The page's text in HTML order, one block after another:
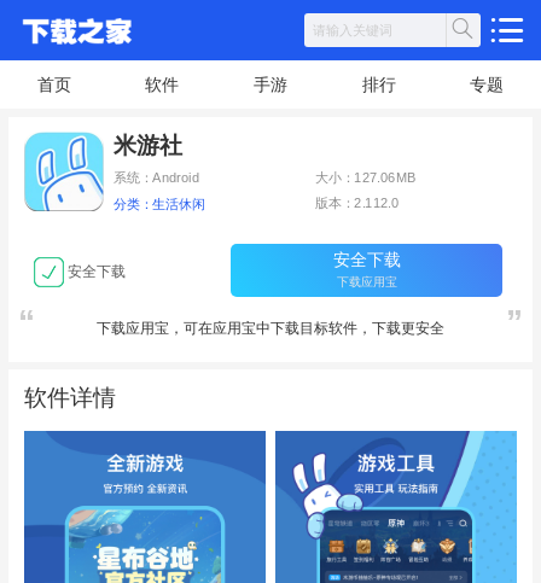
首页 软件 手游 排行 专题
米游社
系统：Android 大小：127.06MB
分类：生活休闲 版本：2.112.0
安全下载
安全下载
下载应用宝
下载应用宝，可在应用宝中下载目标软件，下载更安全
软件详情